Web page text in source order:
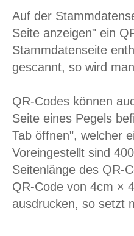
Auf der
Seite anzeigen" ein
Stammdatenseite
gescannt, so wird
QR-Codes können
Seite eines Pegels
Tab öffnen", welcher
Voreingestellt sind
Seitenlänge des QR-
QR-Code von 4cm ×
ausdrucken, so setzt